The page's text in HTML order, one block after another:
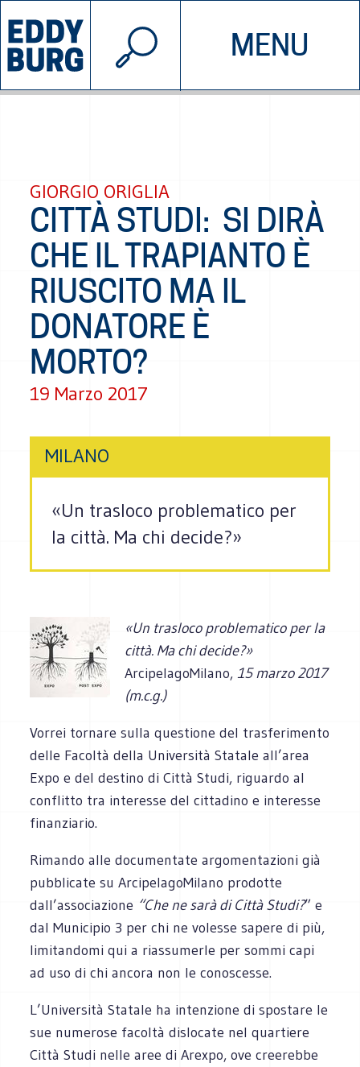
MENU
INIZIATIVE CHI SIAMO
© 2026 EDDYBURG
GIORGIO ORIGLIA
CITTÀ STUDI: SI DIRÀ
CHE IL TRAPIANTO È
RIUSCITO MA IL
DONATORE È
MORTO?
19 Marzo 2017
MILANO
«Un trasloco problematico per
la città. Ma chi decide?»
«Un trasloco problematico per la
città. Ma chi decide?»
ArcipelagoMilano,15 marzo 2017
(m.c.g.)
Vorrei tornare sulla questione del trasferimento
delle Facoltà della Università Statale all’area
Expo e del destino di Città Studi, riguardo al
conflitto tra interesse del cittadino e interesse
finanziario.
Rimando alle documentate argomentazioni già
pubblicate su ArcipelagoMilano prodotte
dall’associazione “Che ne sarà di Città Studi?” e
dal Municipio 3 per chi ne volesse sapere di più,
limitandomi qui a riassumerle per sommi capi
ad uso di chi ancora non le conoscesse.
L’Università Statale ha intenzione di spostare le
sue numerose facoltà dislocate nel quartiere
Città Studi nelle aree di Arexpo, ove creerebbe